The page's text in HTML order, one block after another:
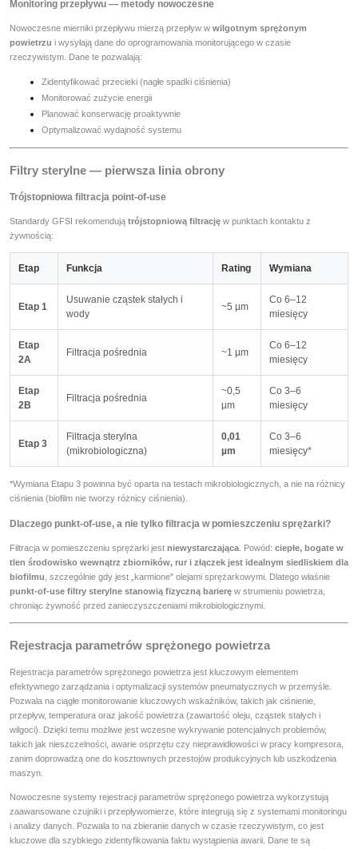
Monitoring przepływu — metody nowoczesne
Nowoczesne mierniki przepływu mierzą przepływ w wilgotnym sprężonym
powietrzu i wysyłają dane do oprogramowania monitorującego w czasie
rzeczywistym. Dane te pozwalają:
Zidentyfikować przecieki (nagłe spadki ciśnienia)
Monitorować zużycie energii
Planować konserwację proaktywnie
Optymalizować wydajność systemu
Filtry sterylne — pierwsza linia obrony
Trójstopniowa filtracja point-of-use
Standardy GFSI rekomendują trójstopniową filtrację w punktach kontaktu z
żywnością:
Etap Funkcja Rating Wymiana
Etap 1
Usuwanie cząstek stałych i
wody
~5 µm
Co 6–12
miesięcy
Etap
2A
Filtracja pośrednia ~1 µm
Co 6–12
miesięcy
Etap
2B
Filtracja pośrednia
~0,5
µm
Co 3–6
miesięcy
Etap 3
Filtracja sterylna
(mikrobiologiczna)
0,01
µm
Co 3–6
miesięcy*
*Wymiana Etapu 3 powinna być oparta na testach mikrobiologicznych, a nie na różnicy
ciśnienia (biofilm nie tworzy różnicy ciśnienia).
Dlaczego punkt-of-use, a nie tylko filtracja w pomieszczeniu sprężarki?
Filtracja w pomieszczeniu sprężarki jest niewystarczająca . Powód: ciepłe, bogate w
tlen środowisko wewnątrz zbiorników, rur i złączek jest idealnym siedliskiem dla
biofilmu , szczególnie gdy jest „karmione" olejami sprężarkowymi. Dlatego właśnie
punkt-of-use filtry sterylne stanowią fizyczną barierę w strumieniu powietrza,
chroniąc żywność przed zanieczyszczeniami mikrobiologicznymi.
Rejestracja parametrów sprężonego powietrza
Rejestracja parametrów sprężonego powietrza jest kluczowym elementem
efektywnego zarządzania i optymalizacji systemów pneumatycznych w przemyśle.
Pozwala na ciągłe monitorowanie kluczowych wskaźników, takich jak ciśnienie,
przepływ, temperatura oraz jakość powietrza (zawartość oleju, cząstek stałych i
wilgoci). Dzięki temu możliwe jest wczesne wykrywanie potencjalnych problemów,
takich jak nieszczelności, awarie osprzętu czy nieprawidłowości w pracy kompresora,
zanim doprowadzą one do kosztownych przestojów produkcyjnych lub uszkodzenia
maszyn.
Nowoczesne systemy rejestracji parametrów sprężonego powietrza wykorzystują
zaawansowane czujniki i przepływomierze, które integrują się z systemami monitoringu
i analizy danych. Pozwala to na zbieranie danych w czasie rzeczywistym, co jest
kluczowe dla szybkiego zidentyfikowania faktu wystąpienia awarii. Dane te są